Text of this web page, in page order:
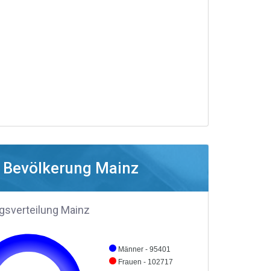
Bevölkerung Mainz
Mainz
Männer - 95401
Frauen - 102717